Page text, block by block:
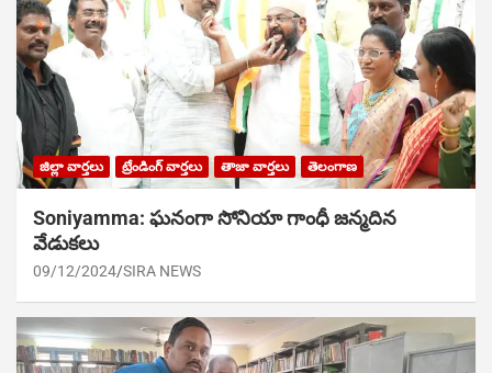
జిల్లా వార్తలు ట్రేండింగ్ వార్తలు తాజా వార్తలు తెలంగాణ
Soniyamma: ఘ‌నంగా సోనియా గాంధీ జ‌న్మ‌దిన
వేడుక‌లు
09/12/2024 SIRA NEWS